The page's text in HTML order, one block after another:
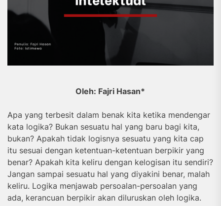
Oleh: Fajri Hasan*
Apa yang terbesit dalam benak kita ketika mendengar
kata logika? Bukan sesuatu hal yang baru bagi kita,
bukan? Apakah tidak logisnya sesuatu yang kita cap
itu sesuai dengan ketentuan-ketentuan berpikir yang
benar? Apakah kita keliru dengan kelogisan itu sendiri?
Jangan sampai sesuatu hal yang diyakini benar, malah
keliru. Logika menjawab persoalan-persoalan yang
ada, kerancuan berpikir akan diluruskan oleh logika.